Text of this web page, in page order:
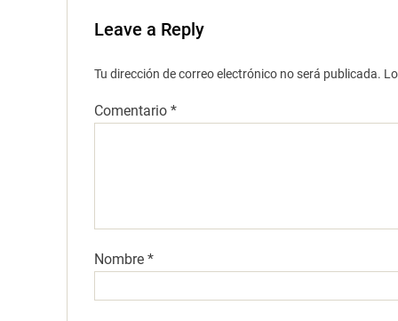
Leave a Reply
Tu dirección de correo electrónico no será publicada.
Comentario *
Nombre *